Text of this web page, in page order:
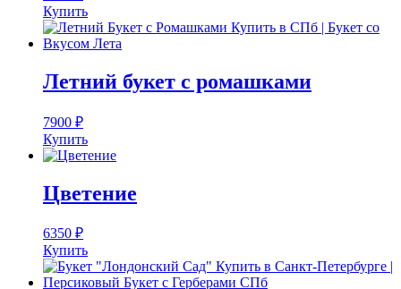
Купить
Летний букет с ромашками
7900 ₽
Купить
Цветение
6350 ₽
Купить